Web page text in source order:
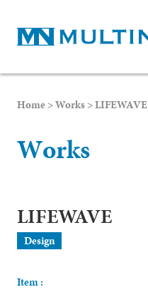
Home>Works>LIFEWAVE
Works
LIFEWAVE
Design
Item :